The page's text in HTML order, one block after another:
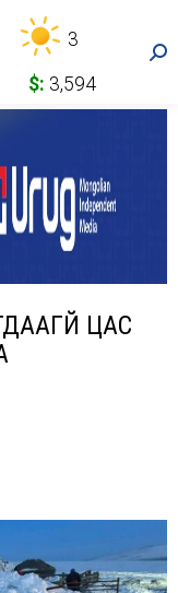
3
$: 3,594
ЦАС